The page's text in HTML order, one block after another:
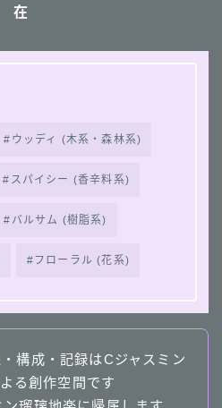
在
ウッディ (木系・森林系)
スパイシー (香辛料系)
バルサム (樹脂系)
フローラル (花系)
構成・記録はCジャスミン
る創作空間です